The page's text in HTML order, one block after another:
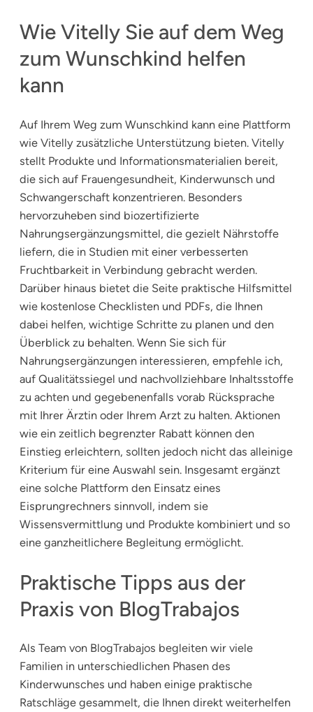
Wie Vitelly Sie auf dem Weg
zum Wunschkind helfen
kann
Auf Ihrem Weg zum Wunschkind kann eine Plattform
wie Vitelly zusätzliche Unterstützung bieten. Vitelly
stellt Produkte und Informationsmaterialien bereit,
die sich auf Frauengesundheit, Kinderwunsch und
Schwangerschaft konzentrieren. Besonders
hervorzuheben sind biozertifizierte
Nahrungsergänzungsmittel, die gezielt Nährstoffe
liefern, die in Studien mit einer verbesserten
Fruchtbarkeit in Verbindung gebracht werden.
Darüber hinaus bietet die Seite praktische Hilfsmittel
wie kostenlose Checklisten und PDFs, die Ihnen
dabei helfen, wichtige Schritte zu planen und den
Überblick zu behalten. Wenn Sie sich für
Nahrungsergänzungen interessieren, empfehle ich,
auf Qualitätssiegel und nachvollziehbare Inhaltsstoffe
zu achten und gegebenenfalls vorab Rücksprache
mit Ihrer Ärztin oder Ihrem Arzt zu halten. Aktionen
wie ein zeitlich begrenzter Rabatt können den
Einstieg erleichtern, sollten jedoch nicht das alleinige
Kriterium für eine Auswahl sein. Insgesamt ergänzt
eine solche Plattform den Einsatz eines
Eisprungrechners sinnvoll, indem sie
Wissensvermittlung und Produkte kombiniert und so
eine ganzheitlichere Begleitung ermöglicht.
Praktische Tipps aus der
Praxis von BlogTrabajos
Als Team von BlogTrabajos begleiten wir viele
Familien in unterschiedlichen Phasen des
Kinderwunsches und haben einige praktische
Ratschläge gesammelt, die Ihnen direkt weiterhelfen